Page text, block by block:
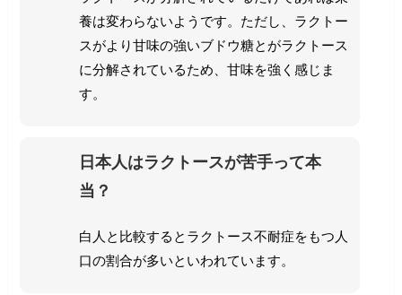
養は変わらないようです。ただし、ラクトー
スがより甘味の強いブドウ糖とがラクトース
に分解されているため、甘味を強く感じま
す。
日本人はラクトースが苦手って本
当？
白人と比較するとラクトース不耐症をもつ人
口の割合が多いといわれています。